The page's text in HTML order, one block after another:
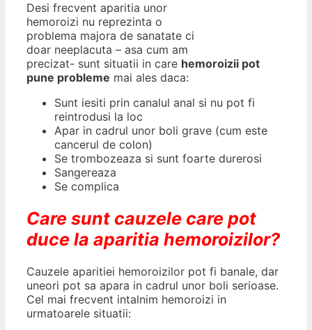
Desi frecvent aparitia unor
hemoroizi nu reprezinta o
problema majora de sanatate ci
doar neeplacuta – asa cum am
precizat- sunt situatii in care hemoroizii pot
pune probleme mai ales daca:
Sunt iesiti prin canalul anal si nu pot fi
reintrodusi la loc
Apar in cadrul unor boli grave (cum este
cancerul de colon)
Se trombozeaza si sunt foarte durerosi
Sangereaza
Se complica
Care sunt cauzele care pot
duce la aparitia hemoroizilor?
Cauzele aparitiei hemoroizilor pot fi banale, dar
uneori pot sa apara in cadrul unor boli serioase.
Cel mai frecvent intalnim hemoroizi in
urmatoarele situatii: